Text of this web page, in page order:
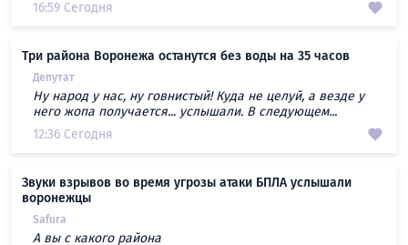
16:59 Сегодня
Три района Воронежа останутся без воды на 35 часов
Депутат
Ну народ у нас, ну говнистый! Куда не целуй, а везде у
него жопа получается... услышали. В следующем...
12:36 Сегодня
Звуки взрывов во время угрозы атаки БПЛА услышали
воронежцы
Safura
А вы с какого района